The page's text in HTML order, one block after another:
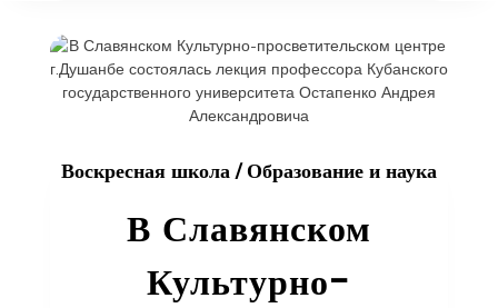
Воскресная школа/Образование и наука
В Славянском
Культурно-